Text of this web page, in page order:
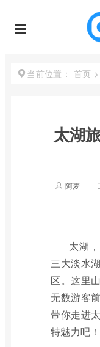
当前位置： 首页 >
太湖
阿麦
太湖
三大淡水
区。这里
无数游客
带你走进
特魅力吧！